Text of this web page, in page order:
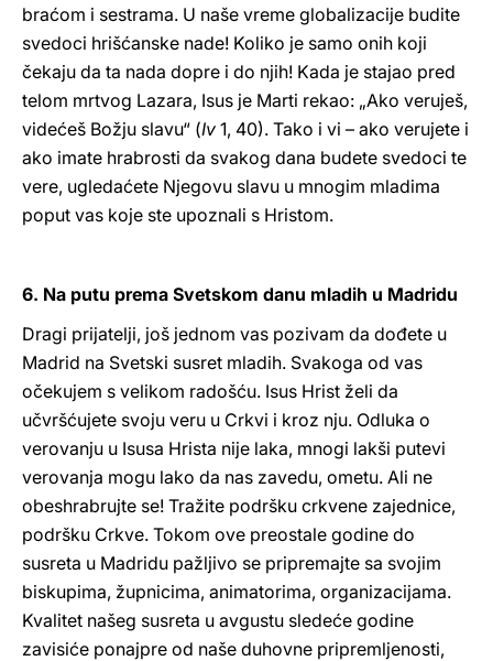
braćom i sestrama. U naše vreme globalizacije budite
svedoci hrišćanske nade! Koliko je samo onih koji
čekaju da ta nada dopre i do njih! Kada je stajao pred
telom mrtvog Lazara, Isus je Marti rekao: „Ako veruješ,
videćeš Božju slavu“ (Iv 1, 40). Tako i vi – ako verujete i
ako imate hrabrosti da svakog dana budete svedoci te
vere, ugledaćete Njegovu slavu u mnogim mladima
poput vas koje ste upoznali s Hristom.
6. Na putu prema Svetskom danu mladih u Madridu
Dragi prijatelji, još jednom vas pozivam da dođete u
Madrid na Svetski susret mladih. Svakoga od vas
očekujem s velikom radošću. Isus Hrist želi da
učvršćujete svoju veru u Crkvi i kroz nju. Odluka o
verovanju u Isusa Hrista nije laka, mnogi lakši putevi
verovanja mogu lako da nas zavedu, ometu. Ali ne
obeshrabrujte se! Tražite podršku crkvene zajednice,
podršku Crkve. Tokom ove preostale godine do
susreta u Madridu pažljivo se pripremajte sa svojim
biskupima, župnicima, animatorima, organizacijama.
Kvalitet našeg susreta u avgustu sledeće godine
zavisiće ponajpre od naše duhovne pripremljenosti,